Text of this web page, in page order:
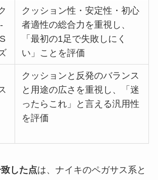
クッション性・安定性・初心
者適性の総合力を重視し、
「最初の1足で失敗しにく
い」ことを評価
クッションと反発のバランス
と用途の広さを重視し、「迷
ったらこれ」と言える汎用性
を評価
した点は、ナイキのペガサス系と